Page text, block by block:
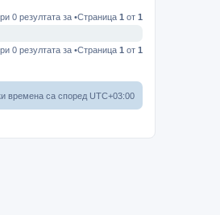
0 резултата за •Страница 1 от 1
0 резултата за •Страница 1 от 1
времена са според UTC+03:00